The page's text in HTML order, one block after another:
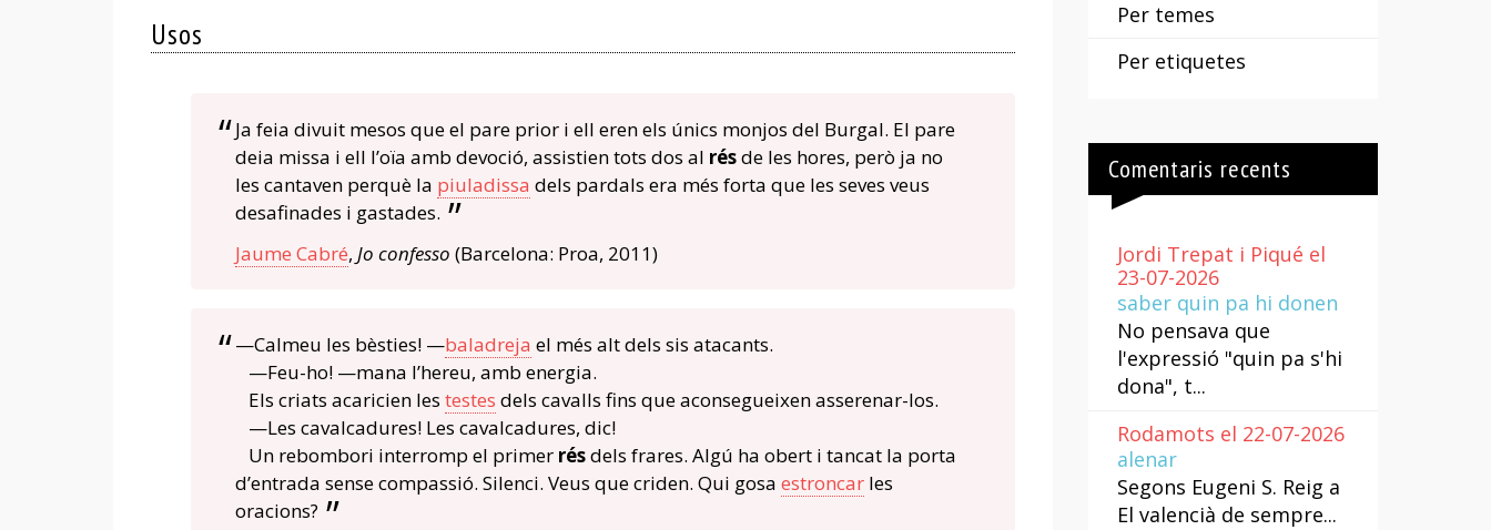
Usos
Ja feia divuit mesos que el pare prior i ell eren els únics monjos del Burgal. El pare
deia missa i ell l’oïa amb devoció, assistien tots dos al résde les hores, però ja no
les cantaven perquè la piuladissa dels pardals era més forta que les seves veus
desafinades i gastades.
Jaume Cabré, Jo confesso (Barcelona: Proa, 2011)
—Calmeu les bèsties! —baladreja el més alt dels sis atacants.
—Feu-ho! —mana l’hereu, amb energia.
Els criats acaricien les testes dels cavalls fins que aconsegueixen asserenar-los.
—Les cavalcadures! Les cavalcadures, dic!
Un rebombori interromp el primer résdels frares. Algú ha obert i tancat la porta
d’entrada sense compassió. Silenci. Veus que criden. Qui gosa estroncarles
oracions?
Per temes
Per etiquetes
Comentaris recents
Jordi Trepat i Piqué el
23-07-2026
saber quin pa hi donen
No pensava que
l'expressió "quin pa s'hi
dona", t...
Rodamots el 22-07-2026
alenar
Segons Eugeni S. Reig a
El valencià de sempre...